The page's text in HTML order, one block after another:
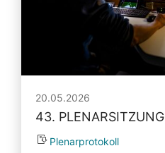
20.05.2026
43. PLENARSITZUNG
Plenarprotokoll